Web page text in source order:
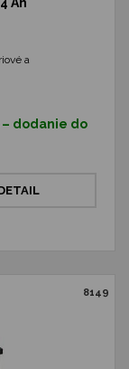
a
dodanie do
8149